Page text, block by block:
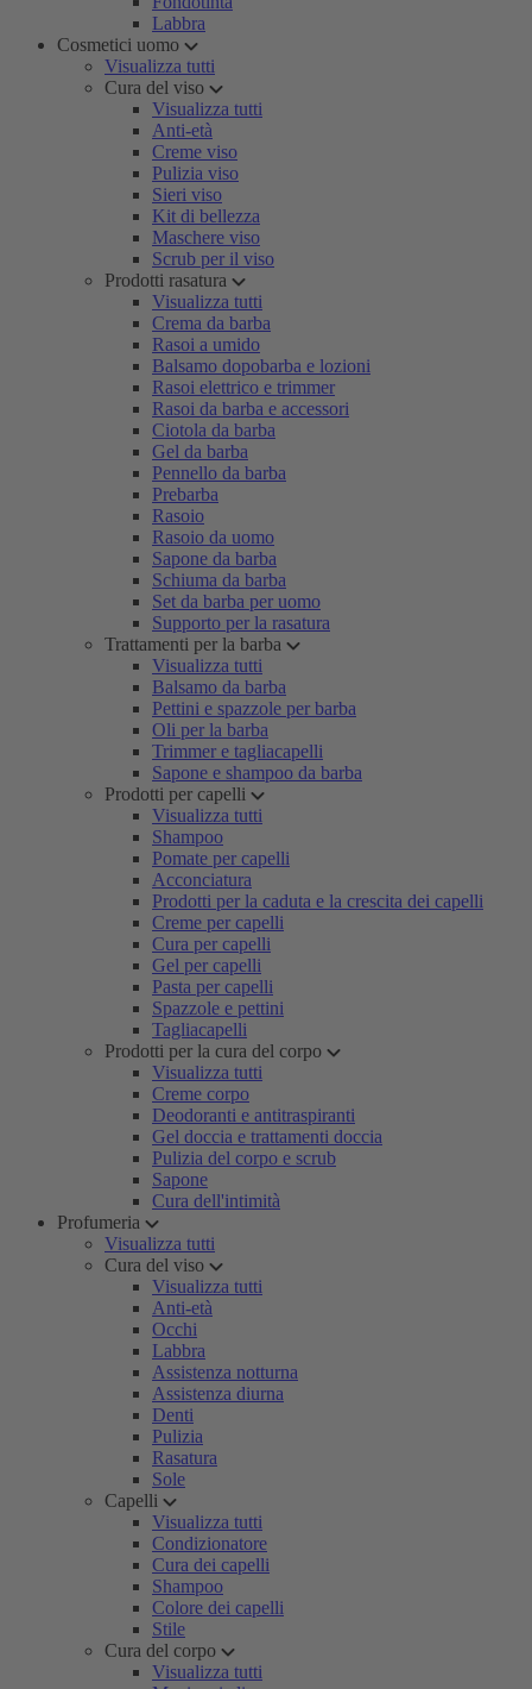
Labbra
Cosmetici uomo
Visualizza tutti
Cura del viso
Visualizza tutti
Anti-età
Creme viso
Pulizia viso
Sieri viso
Kit di bellezza
Maschere viso
Scrub per il viso
Prodotti rasatura
Visualizza tutti
Crema da barba
Rasoi a umido
Balsamo dopobarba e lozioni
Rasoi elettrico e trimmer
Rasoi da barba e accessori
Ciotola da barba
Gel da barba
Pennello da barba
Prebarba
Rasoio
Rasoio da uomo
Sapone da barba
Schiuma da barba
Set da barba per uomo
Supporto per la rasatura
Trattamenti per la barba
Visualizza tutti
Balsamo da barba
Pettini e spazzole per barba
Oli per la barba
Trimmer e tagliacapelli
Sapone e shampoo da barba
Prodotti per capelli
Visualizza tutti
Shampoo
Pomate per capelli
Acconciatura
Prodotti per la caduta e la crescita dei capelli
Creme per capelli
Cura per capelli
Gel per capelli
Pasta per capelli
Spazzole e pettini
Tagliacapelli
Prodotti per la cura del corpo
Visualizza tutti
Creme corpo
Deodoranti e antitraspiranti
Gel doccia e trattamenti doccia
Pulizia del corpo e scrub
Sapone
Cura dell'intimità
Profumeria
Visualizza tutti
Cura del viso
Visualizza tutti
Anti-età
Occhi
Labbra
Assistenza notturna
Assistenza diurna
Denti
Pulizia
Rasatura
Sole
Capelli
Visualizza tutti
Condizionatore
Cura dei capelli
Shampoo
Colore dei capelli
Stile
Cura del corpo
Visualizza tutti